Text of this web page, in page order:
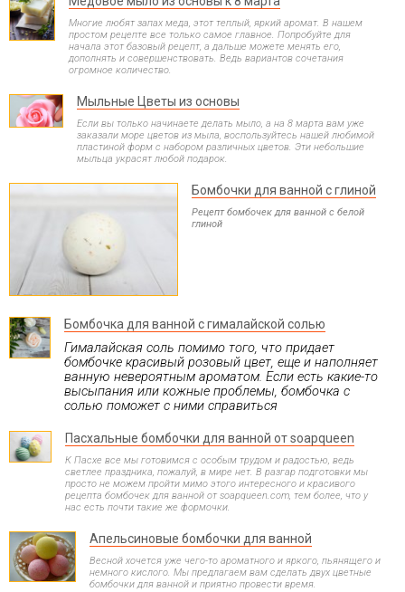
Многие любят запах меда, этот теплый, яркий аромат. В нашем
простом рецепте все только самое главное. Попробуйте для
начала этот базовый рецепт, а дальше можете менять его,
дополнять и совершенствовать. Ведь вариантов сочетания
огромное количество.
Мыльные Цветы из основы
Если вы только начинаете делать мыло, а на 8 марта вам уже
заказали море цветов из мыла, воспользуйтесь нашей любимой
пластиной форм с набором различных цветов. Эти небольшие
мыльца украсят любой подарок.
Бомбочки для ванной с глиной
Рецепт бомбочек для ванной с белой
глиной
Бомбочка для ванной с гималайской солью
Гималайская соль помимо того, что придает
бомбочке красивый розовый цвет, еще и наполняет
ванную невероятным ароматом. Если есть какие-то
высыпания или кожные проблемы, бомбочка с
солью поможет с ними справиться
Пасхальные бомбочки для ванной от soapqueen
К Пасхе все мы готовимся с особым трудом и радостью, ведь
светлее праздника, пожалуй, в мире нет. В разгар подготовки мы
просто не можем пройти мимо этого интересного и красивого
рецепта бомбочек для ванной от soapqueen.com, тем более, что у
нас есть почти такие же формочки.
Апельсиновые бомбочки для ванной
Весной хочется уже чего-то ароматного и яркого, пьянящего и
немного кислого. Мы предлагаем вам сделать двух цветные
бомбочки для ванной и приятно провести время.